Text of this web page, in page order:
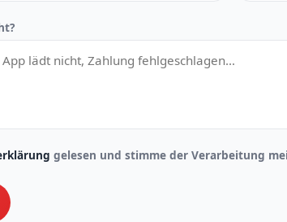
gelesen und stimme der Verarbeitung